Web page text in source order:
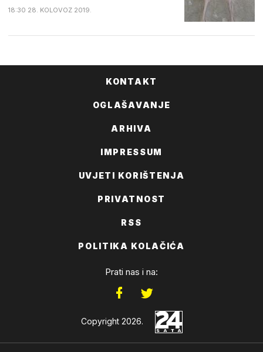
18:30 28. KOLOVOZ 2019.
KONTAKT
OGLAŠAVANJE
ARHIVA
IMPRESSUM
UVJETI KORIŠTENJA
PRIVATNOST
RSS
POLITIKA KOLAČIĆA
Prati nas i na:
Copyright 2026.